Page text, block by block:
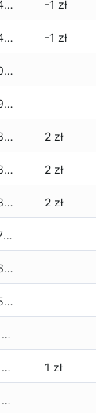
39,425 zł -1 zł
39,425 zł -1 zł
39,045 zł
38,910 zł
38,810 zł 2 zł
38,810 zł 2 zł
38,810 zł 2 zł
38,775 zł
38,620 zł
38,510 zł
38,175 zł
38,175 zł 1 zł
38,175 zł